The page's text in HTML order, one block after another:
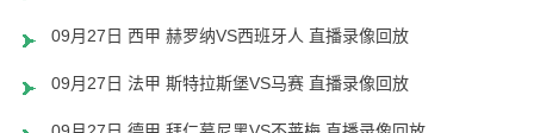
09月27日 西甲 赫罗纳VS西班牙人 直播录像回放
09月27日 法甲 斯特拉斯堡VS马赛 直播录像回放